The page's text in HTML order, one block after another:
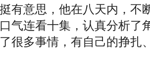
有意思，他在八天内，不
气连看十集，认真分析了
很多事情，有自己的挣扎